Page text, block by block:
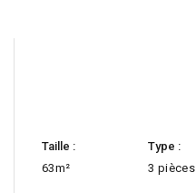
Taille :
63m²
Type :
3 pièces